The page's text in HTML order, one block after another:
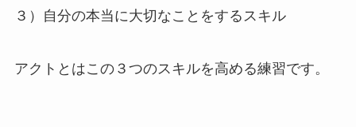
３）自分の本当に大切なことをするスキル
アクトとはこの３つのスキルを高める練習です。